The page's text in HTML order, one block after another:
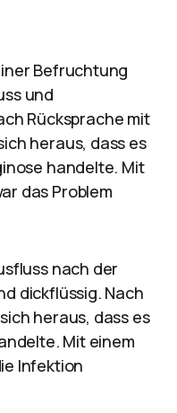
Befruchtung
und
Rücksprache mit
heraus, dass es
handelte. Mit
das Problem
nach der
dickflüssig. Nach
heraus, dass es
Mit einem
Infektion